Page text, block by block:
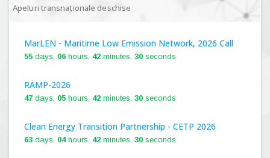
PNCDI IV, P 5.1 - Proiecte Complexe de Cercetare de
PNCDI IV, SP 5.6.1 - Provocări - Schimbare, PPS2024
Apeluri transnaționale deschise
MarLEN - Maritime Low Emission Network, 2026 Call
55 days, 06 hours, 42 minutes, 29 seconds
RAMP-2026
47 days, 05 hours, 42 minutes, 29 seconds
Clean Energy Transition Partnership - CETP 2026
63 days, 04hours, 42 minutes, 29 seconds